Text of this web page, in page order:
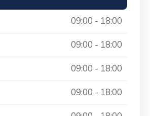
09:00 - 18:00
09:00 - 18:00
09:00 - 18:00
09:00 - 18:00